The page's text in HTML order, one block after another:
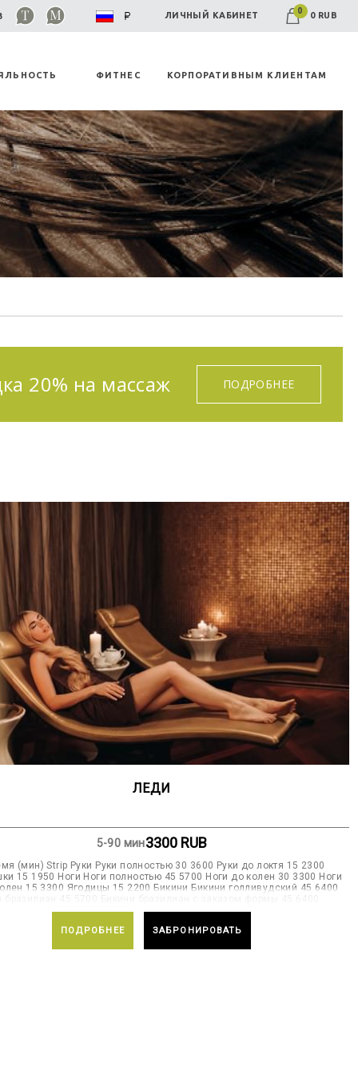
ЛИЧНЫЙ КАБИНЕТ 0 0 RUB
ФИТНЕС КОРПОРАТИВНЫМ КЛИЕНТАМ
20% на массаж ПОДРОБНЕЕ
ЛЕДИ
5-90 мин3300 RUB
(мин) Strip Руки Руки полностью 30 3600 Руки до локтя 15 2300
15 1950 Ноги Ноги полностью 45 5700 Ноги до колен 30 3300 Ноги
15 3300 Ягодицы 15 2200 Бикини Бикини голливудский 45 6400
Губа 5 1300 Дополнительно Спина 15 2600 Живот 15 2600
ПОДРОБНЕЕ ЗАБРОНИРОВАТЬ